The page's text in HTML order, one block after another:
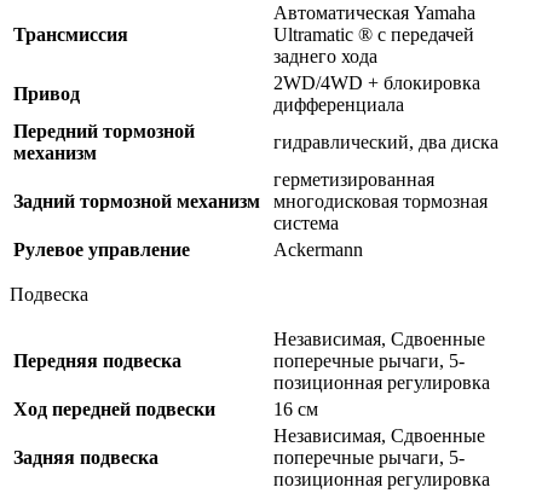
Трансмиссия
Автоматическая Yamaha
Ultramatic ® с передачей
заднего хода
Привод
2WD/4WD + блокировка
дифференциала
Передний тормозной
механизм
гидравлический, два диска
Задний тормозной механизм
герметизированная
многодисковая тормозная
система
Рулевое управление
Ackermann
Подвеска
Передняя подвеска
Независимая, Сдвоенные
поперечные рычаги, 5-
позиционная регулировка
Ход передней подвески
16 см
Задняя подвеска
Независимая, Сдвоенные
поперечные рычаги, 5-
позиционная регулировка